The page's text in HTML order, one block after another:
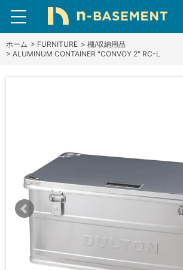
ホーム > FURNITURE > 棚/収納用品
> ALUMINUM CONTAINER "CONVOY 2" RC-L